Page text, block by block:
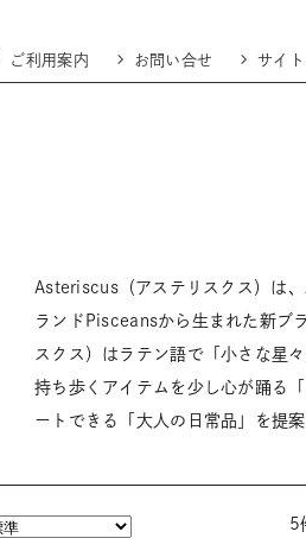
ご利用案内 お問い合せ サイ
Asteriscus（アステリスクス）は
ランドPisceansから生まれた新ブ
スクス）はラテン語で「小さな星
持ち歩くアイテムを少し心が踊る
ートできる「大人の日常品」を提
5